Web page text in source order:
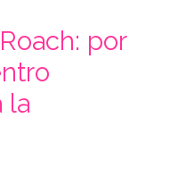
por
la